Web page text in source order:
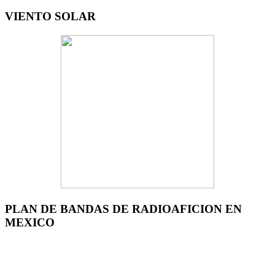
VIENTO SOLAR
PLAN DE BANDAS DE RADIOAFICION EN
MEXICO